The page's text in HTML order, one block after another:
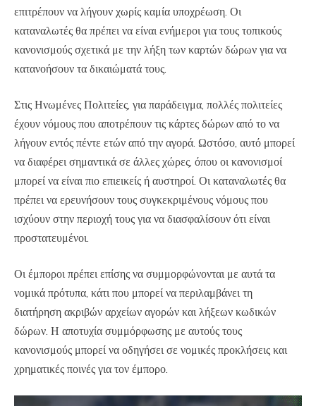
επιτρέπουν να λήγουν χωρίς καμία υποχρέωση. Οι
καταναλωτές θα πρέπει να είναι ενήμεροι για τους τοπικούς
κανονισμούς σχετικά με την λήξη των καρτών δώρων για να
κατανοήσουν τα δικαιώματά τους.
Στις Ηνωμένες Πολιτείες, για παράδειγμα, πολλές πολιτείες
έχουν νόμους που αποτρέπουν τις κάρτες δώρων από το να
λήγουν εντός πέντε ετών από την αγορά. Ωστόσο, αυτό μπορεί
να διαφέρει σημαντικά σε άλλες χώρες, όπου οι κανονισμοί
μπορεί να είναι πιο επιεικείς ή αυστηροί. Οι καταναλωτές θα
πρέπει να ερευνήσουν τους συγκεκριμένους νόμους που
ισχύουν στην περιοχή τους για να διασφαλίσουν ότι είναι
προστατευμένοι.
Οι έμποροι πρέπει επίσης να συμμορφώνονται με αυτά τα
νομικά πρότυπα, κάτι που μπορεί να περιλαμβάνει τη
διατήρηση ακριβών αρχείων αγορών και λήξεων κωδικών
δώρων. Η αποτυχία συμμόρφωσης με αυτούς τους
κανονισμούς μπορεί να οδηγήσει σε νομικές προκλήσεις και
χρηματικές ποινές για τον έμπορο.